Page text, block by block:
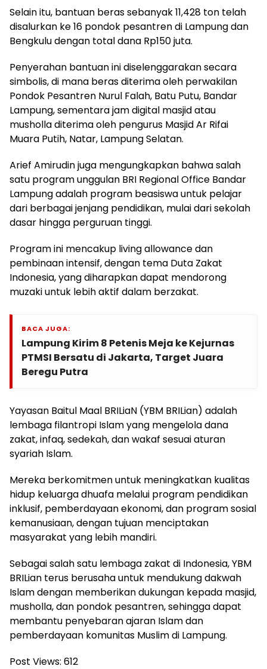
Selain itu, bantuan beras sebanyak 11,428 ton telah
disalurkan ke 16 pondok pesantren di Lampung dan
Bengkulu dengan total dana Rp150 juta.
Penyerahan bantuan ini diselenggarakan secara
simbolis, di mana beras diterima oleh perwakilan
Pondok Pesantren Nurul Falah, Batu Putu, Bandar
Lampung, sementara jam digital masjid atau
musholla diterima oleh pengurus Masjid Ar Rifai
Muara Putih, Natar, Lampung Selatan.
Arief Amirudin juga mengungkapkan bahwa salah
satu program unggulan BRI Regional Office Bandar
Lampung adalah program beasiswa untuk pelajar
dari berbagai jenjang pendidikan, mulai dari sekolah
dasar hingga perguruan tinggi.
Program ini mencakup living allowance dan
pembinaan intensif, dengan tema Duta Zakat
Indonesia, yang diharapkan dapat mendorong
muzaki untuk lebih aktif dalam berzakat.
BACA JUGA:
Lampung Kirim 8 Petenis Meja ke Kejurnas
PTMSI Bersatu di Jakarta, Target Juara
Beregu Putra
Yayasan Baitul Maal BRILiaN (YBM BRILian) adalah
lembaga filantropi Islam yang mengelola dana
zakat, infaq, sedekah, dan wakaf sesuai aturan
syariah Islam.
Mereka berkomitmen untuk meningkatkan kualitas
hidup keluarga dhuafa melalui program pendidikan
inklusif, pemberdayaan ekonomi, dan program sosial
kemanusiaan, dengan tujuan menciptakan
masyarakat yang lebih mandiri.
Sebagai salah satu lembaga zakat di Indonesia, YBM
BRILian terus berusaha untuk mendukung dakwah
Islam dengan memberikan dukungan kepada masjid,
musholla, dan pondok pesantren, sehingga dapat
membantu penyebaran ajaran Islam dan
pemberdayaan komunitas Muslim di Lampung.
Post Views: 612